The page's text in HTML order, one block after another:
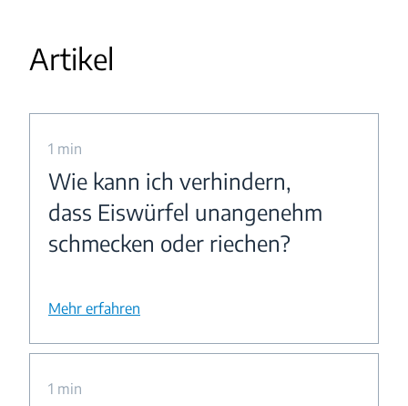
Artikel
1 min
Wie kann ich verhindern,
dass Eiswürfel unangenehm
schmecken oder riechen?
Mehr erfahren
1 min